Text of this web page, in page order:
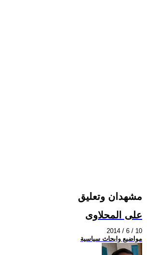
مشهدان وتعليق
على المحلاوى
2014 / 6 / 10
مواضيع وابحاث سياسية